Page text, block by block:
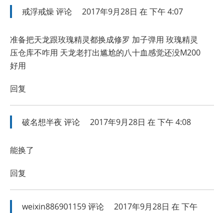
戒浮戒燥 评论 2017年9月28日 在 下午 4:07
准备把天龙跟玫瑰精灵都换成修罗 加子弹用 玫瑰精灵
压仓库不咋用 天龙老打出尴尬的八十血感觉还没M200
好用
回复
破名想半夜 评论 2017年9月28日 在 下午 4:08
能换了
回复
weixin886901159评论
2017年9月28日 在 下午